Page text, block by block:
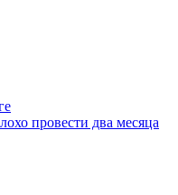
провести два месяца